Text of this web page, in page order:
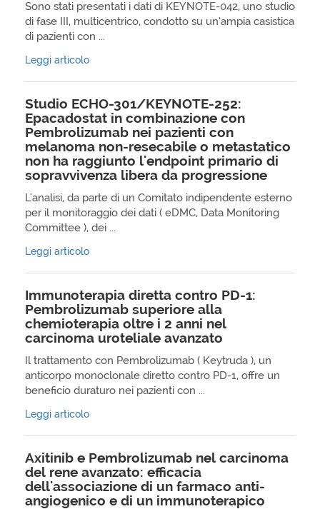
Sono stati presentati i dati di KEYNOTE-042, uno studio
di fase III, multicentrico, condotto su un’ampia casistica
di pazienti con ...
Leggi articolo
Studio ECHO-301/KEYNOTE-252:
Epacadostat in combinazione con
Pembrolizumab nei pazienti con
melanoma non-resecabile o metastatico
non ha raggiunto l'endpoint primario di
sopravvivenza libera da progressione
L'analisi, da parte di un Comitato indipendente esterno
per il monitoraggio dei dati ( eDMC, Data Monitoring
Committee ), dei ...
Leggi articolo
Immunoterapia diretta contro PD-1:
Pembrolizumab superiore alla
chemioterapia oltre i 2 anni nel
carcinoma uroteliale avanzato
Il trattamento con Pembrolizumab ( Keytruda ), un
anticorpo monoclonale diretto contro PD-1, offre un
beneficio duraturo nei pazienti con ...
Leggi articolo
Axitinib e Pembrolizumab nel carcinoma
del rene avanzato: efficacia
dell'associazione di un farmaco anti-
angiogenico e di un immunoterapico